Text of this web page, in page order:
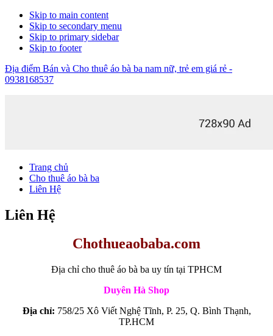
Skip to main content
Skip to secondary menu
Skip to primary sidebar
Skip to footer
Địa điểm Bán và Cho thuê áo bà ba nam nữ, trẻ em giá rẻ -
0938168537
Trang chủ
Cho thuê áo bà ba
Liên Hệ
Liên Hệ
Chothueaobaba.com
Địa chỉ cho thuê áo bà ba uy tín tại TPHCM
Duyên Hà Shop
Địa chỉ: 758/25 Xô Viết Nghệ Tĩnh, P. 25, Q. Bình Thạnh,
TP.HCM